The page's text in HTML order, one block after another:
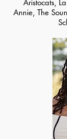
Aristocats,
Annie, The